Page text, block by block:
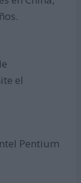
el
Pentium